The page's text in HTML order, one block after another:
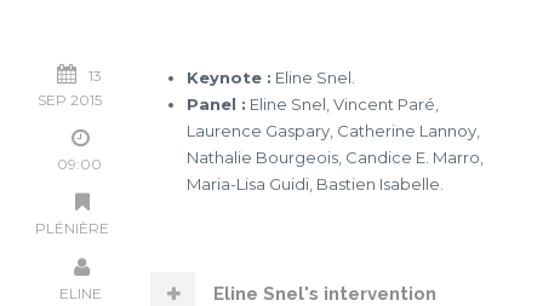
13
SEP 2015
09:00
PLÉNIÈRE
ELINE
Keynote : Eline Snel.
Panel : Eline Snel, Vincent Paré,
Laurence Gaspary, Catherine Lannoy,
Nathalie Bourgeois, Candice E. Marro,
Maria-Lisa Guidi, Bastien Isabelle.
Eline Snel's intervention